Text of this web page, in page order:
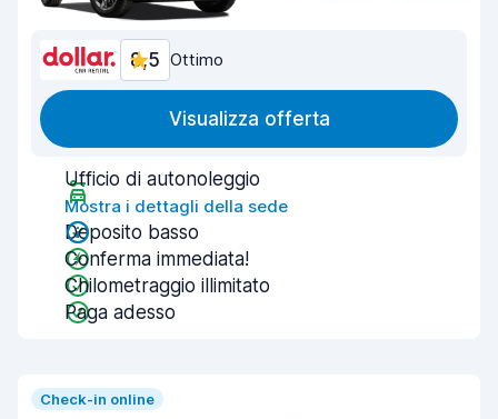
8,5 Ottimo
Visualizza offerta
Ufficio di autonoleggio
Mostra i dettagli della sede
Deposito basso
Conferma immediata!
Chilometraggio illimitato
Paga adesso
Check-in online